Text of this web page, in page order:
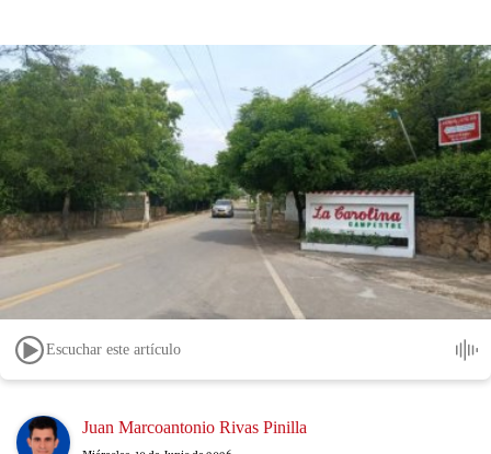
Escuchar este artículo
Image Juan Marcoantonio Rivas Pinilla